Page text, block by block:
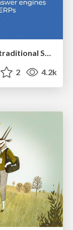
Exploring the relationship between traditional SERPs and Gen AI search
2 4.2k